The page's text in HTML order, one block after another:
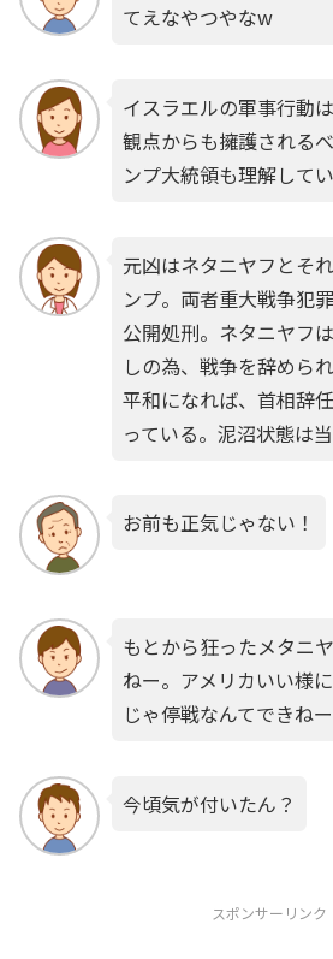
てえなやつやなw
イスラエルの軍事行動
観点からも擁護される
ンプ大統領も理解して
元凶はネタニヤフとそ
ンプ。両者重大戦争犯
公開処刑。ネタニヤフ
しの為、戦争を辞めら
平和になれば、首相辞
っている。泥沼状態は
お前も正気じゃない！
もとから狂ったメタニ
ねー。アメリカいい様
じゃ停戦なんてできねー
今頃気が付いたん？
スポンサーリンク